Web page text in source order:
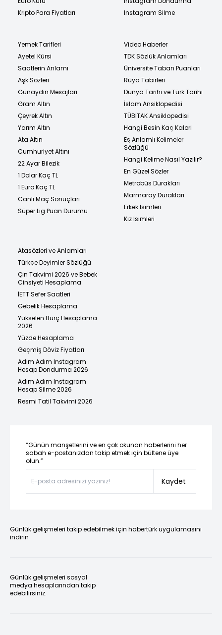
Kripto Para Fiyatları
Instagram Silme
Yemek Tarifleri
Ayetel Kürsi
Saatlerin Anlamı
Aşk Sözleri
Günaydın Mesajları
Gram Altın
Çeyrek Altın
Yarım Altın
Ata Altın
Cumhuriyet Altını
22 Ayar Bilezik
1 Dolar Kaç TL
1 Euro Kaç TL
Canlı Maç Sonuçları
Süper Lig Puan Durumu
Video Haberler
TDK Sözlük Anlamları
Üniversite Taban Puanları
Rüya Tabirleri
Dünya Tarihi ve Türk Tarihi
İslam Ansiklopedisi
TÜBİTAK Ansiklopedisi
Hangi Besin Kaç Kalori
Eş Anlamlı Kelimeler
Sözlüğü
Hangi Kelime Nasıl Yazılır?
En Güzel Sözler
Metrobüs Durakları
Marmaray Durakları
Erkek İsimleri
Kız İsimleri
Atasözleri ve Anlamları
Türkçe Deyimler Sözlüğü
Çin Takvimi 2026 ve Bebek
Cinsiyeti Hesaplama
İETT Sefer Saatleri
Gebelik Hesaplama
Yükselen Burç Hesaplama
2026
Yüzde Hesaplama
Geçmiş Döviz Fiyatları
Adım Adım Instagram
Hesap Dondurma 2026
Adım Adım Instagram
Hesap Silme 2026
Resmi Tatil Takvimi 2026
“Günün manşetlerini ve en çok okunan haberlerini her
sabah e-postanızdan takip etmek için bültene üye
olun.”
Kaydet
Günlük gelişmeleri takip edebilmek için habertürk uygulamasını
indirin
Günlük gelişmeleri sosyal
medya hesaplarından takip
edebilirsiniz.